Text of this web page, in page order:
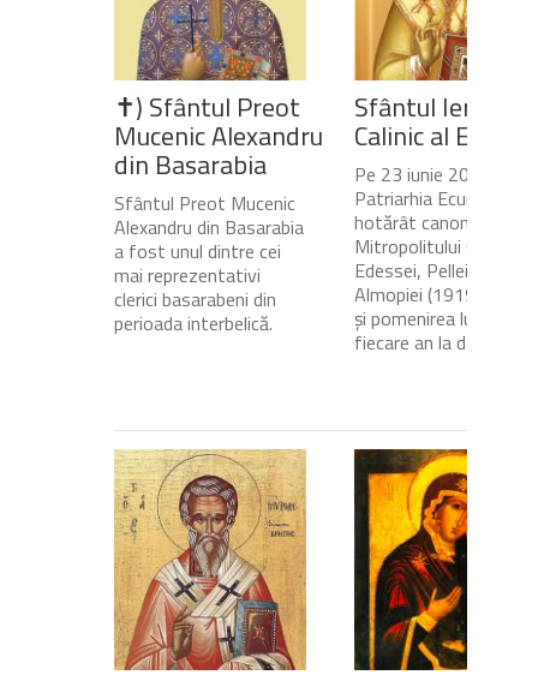
✝) Sfântul Preot
Mucenic Alexandru
din Basarabia
Sfântul Preot Mucenic
Alexandru din Basarabia
a fost unul dintre cei
mai reprezentativi
clerici basarabeni din
perioada interbelică.
Sfântul Ierarh
Calinic al
Pe 23 iunie 2020,
Patriarhia Ecumenică a
hotărât canonizarea
Mitropolitului Calinic al
Edessei, Pellei și
Almopiei (1919-1984)
și pomenirea lui în
fiecare an la data de...